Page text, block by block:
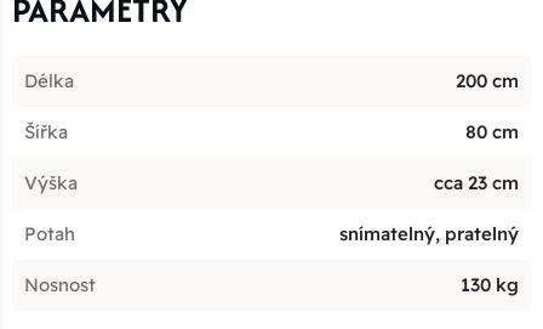
Délka 200 cm
Šířka 80 cm
Výška cca 23 cm
Potah snímatelný, pratelný
Nosnost 130 kg